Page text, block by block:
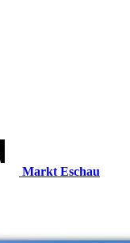
Markt Eschau